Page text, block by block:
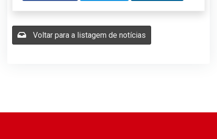
Voltar para a listagem de notícias